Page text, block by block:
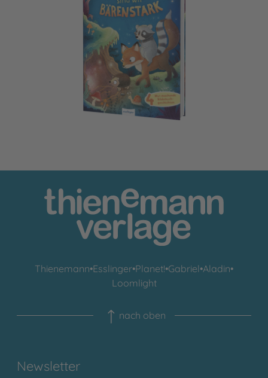
Gemeinsam sind wir bärenstark
Thienemann•Esslinger•Planet!•Gabriel•Aladin•
Loomlight
nach oben
Newsletter